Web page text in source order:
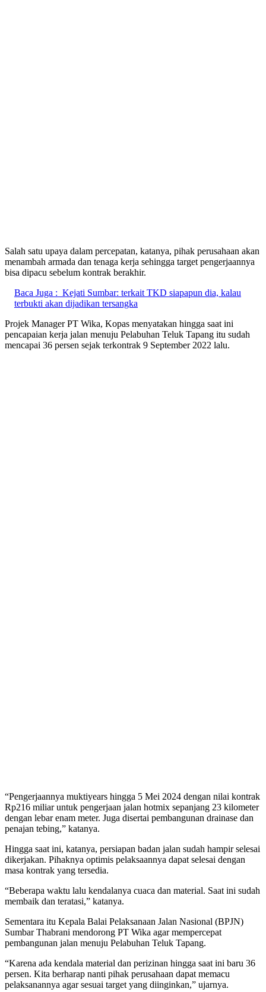
Salah satu upaya dalam percepatan, katanya, pihak perusahaan akan
menambah armada dan tenaga kerja sehingga target pengerjaannya
bisa dipacu sebelum kontrak berakhir.
Baca Juga : Kejati Sumbar: terkait TKD siapapun dia, kalau
terbukti akan dijadikan tersangka
Projek Manager PT Wika, Kopas menyatakan hingga saat ini
pencapaian kerja jalan menuju Pelabuhan Teluk Tapang itu sudah
mencapai 36 persen sejak terkontrak 9 September 2022 lalu.
“Pengerjaannya muktiyears hingga 5 Mei 2024 dengan nilai kontrak
Rp216 miliar untuk pengerjaan jalan hotmix sepanjang 23 kilometer
dengan lebar enam meter. Juga disertai pembangunan drainase dan
penajan tebing,” katanya.
Hingga saat ini, katanya, persiapan badan jalan sudah hampir selesai
dikerjakan. Pihaknya optimis pelaksaannya dapat selesai dengan
masa kontrak yang tersedia.
“Beberapa waktu lalu kendalanya cuaca dan material. Saat ini sudah
membaik dan teratasi,” katanya.
Sementara itu Kepala Balai Pelaksanaan Jalan Nasional (BPJN)
Sumbar Thabrani mendorong PT Wika agar mempercepat
pembangunan jalan menuju Pelabuhan Teluk Tapang.
“Karena ada kendala material dan perizinan hingga saat ini baru 36
persen. Kita berharap nanti pihak perusahaan dapat memacu
pelaksanannya agar sesuai target yang diinginkan,” ujarnya.